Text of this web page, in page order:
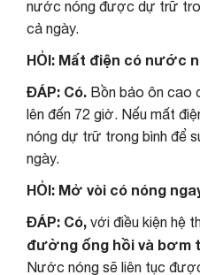
nước nóng được dự trữ
cả ngày.
HỎI: Mất điện có nước
ĐÁP: Có. Bồn bảo ôn cao
lên đến 72 giờ. Nếu mất
nóng dự trữ trong bình để
ngày.
HỎI: Mở vòi có nóng
ĐÁP: Có, với điều kiện hệ
đường ống hồi và bơm
Nước nóng sẽ liên tục